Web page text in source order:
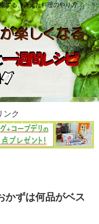
する、冴えた料理のやり方
ンク
かずは何品がベス